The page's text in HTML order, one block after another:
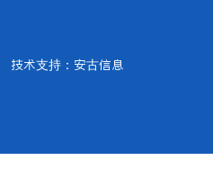
技术支持： 安古信息